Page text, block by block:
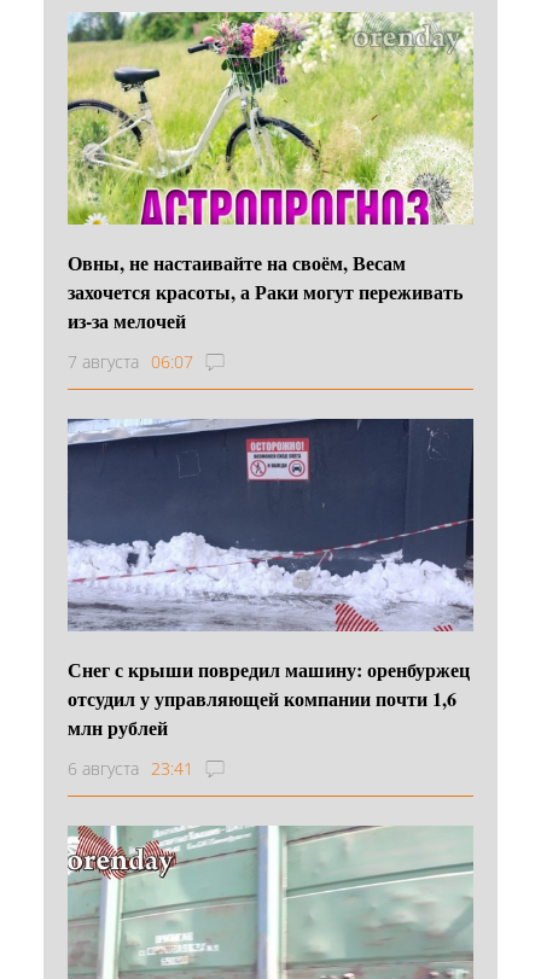
Овны, не настаивайте на своём, Весам
захочется красоты, а Раки могут переживать
из-за мелочей
7 августа 06:07
Снег с крыши повредил машину: оренбуржец
отсудил у управляющей компании почти 1,6
млн рублей
6 августа 23:41